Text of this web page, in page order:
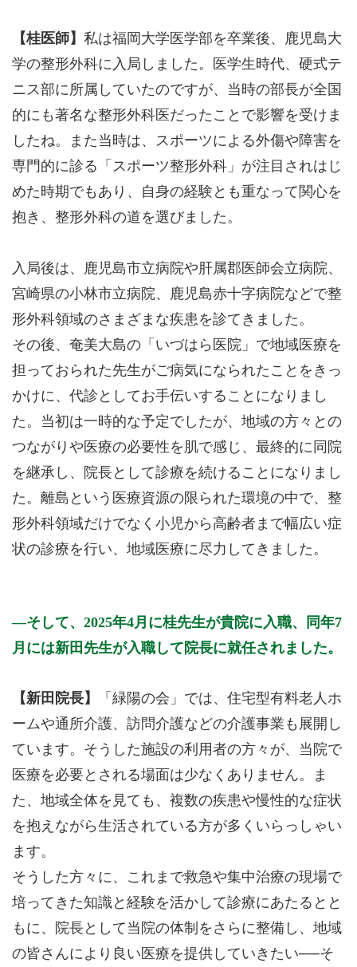
【桂医師】 私は福岡大学医学部を卒業後、鹿児島大
学の整形外科に入局しました。医学生時代、硬式テ
ニス部に所属していたのですが、当時の部長が全国
的にも著名な整形外科医だったことで影響を受けま
したね。また当時は、スポーツによる外傷や障害を
専門的に診る「スポーツ整形外科」が注目されはじ
めた時期でもあり、自身の経験とも重なって関心を
抱き、整形外科の道を選びました。
入局後は、鹿児島市立病院や肝属郡医師会立病院、
宮崎県の小林市立病院、鹿児島赤十字病院などで整
形外科領域のさまざまな疾患を診てきました。
その後、奄美大島の「いづはら医院」で地域医療を
担っておられた先生がご病気になられたことをきっ
かけに、代診としてお手伝いすることになりまし
た。当初は一時的な予定でしたが、地域の方々との
つながりや医療の必要性を肌で感じ、最終的に同院
を継承し、院長として診療を続けることになりまし
た。離島という医療資源の限られた環境の中で、整
形外科領域だけでなく小児から高齢者まで幅広い症
状の診療を行い、地域医療に尽力してきました。
そして、2025年4月に桂先生が貴院に入職、同年7
月には新田先生が入職して院長に就任されました。
【新田院長】
「緑陽の会」では、住宅型有料老人ホ
ームや通所介護、訪問介護などの介護事業も展開し
ています。そうした施設の利用者の方々が、当院で
医療を必要とされる場面は少なくありません。ま
た、地域全体を見ても、複数の疾患や慢性的な症状
を抱えながら生活されている方が多くいらっしゃい
ます。
そうした方々に、これまで救急や集中治療の現場で
培ってきた知識と経験を活かして診療にあたるとと
もに、院長として当院の体制をさらに整備し、地域
の皆さんにより良い医療を提供していきたい──そ